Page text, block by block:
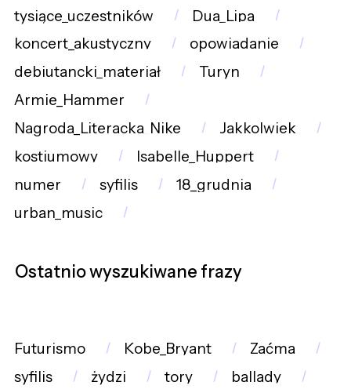
tysiące_uczestników
Dua_Lipa
koncert_akustyczny
opowiadanie
debiutancki_materiał
Turyn
Armie_Hammer
Nagroda_Literacka_Nike
Jakkolwiek
kostiumowy
Isabelle_Huppert
numer
syfilis
18_grudnia
urban_music
Ostatnio wyszukiwane frazy
Futurismo Kobe_Bryant
Zaćma
syfilis
żydzi tory
ballady